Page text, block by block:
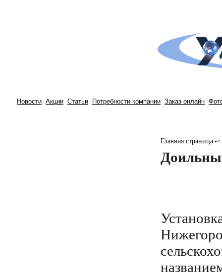
Новости Акции Статьи Потребности компании Заказ онлайн
Главная страница ->